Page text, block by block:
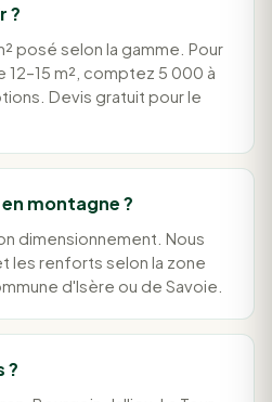
?
posé selon la gamme. Pour
m², comptez 5 000 à
Devis gratuit pour le
montagne ?
dimensionnement. Nous
les renforts selon la zone
d'Isère ou de Savoie.
?